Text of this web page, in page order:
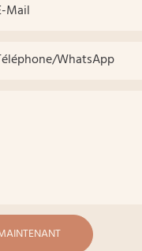
Mail
WhatsApp